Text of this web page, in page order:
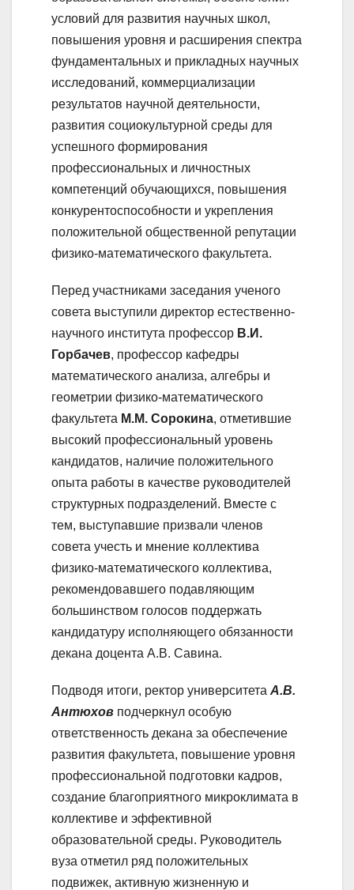
условий для развития научных школ,
повышения уровня и расширения спектра
фундаментальных и прикладных научных
исследований, коммерциализации
результатов научной деятельности,
развития социокультурной среды для
успешного формирования
профессиональных и личностных
компетенций обучающихся, повышения
конкурентоспособности и укрепления
положительной общественной репутации
физико-математического факультета.
Перед участниками заседания ученого
совета выступили директор естественно-
научного института профессор В.И.
Горбачев, профессор кафедры
математического анализа, алгебры и
геометрии физико-математического
факультета М.М. Сорокина, отметившие
высокий профессиональный уровень
кандидатов, наличие положительного
опыта работы в качестве руководителей
структурных подразделений. Вместе с
тем, выступавшие призвали членов
совета учесть и мнение коллектива
физико-математического коллектива,
рекомендовавшего подавляющим
большинством голосов поддержать
кандидатуру исполняющего обязанности
декана доцента А.В. Савина.
Подводя итоги, ректор университета А.В.
Антюхов подчеркнул особую
ответственность декана за обеспечение
развития факультета, повышение уровня
профессиональной подготовки кадров,
создание благоприятного микроклимата в
коллективе и эффективной
образовательной среды. Руководитель
вуза отметил ряд положительных
подвижек, активную жизненную и